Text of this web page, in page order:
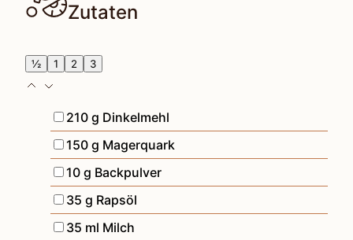
Zutaten
½ 1 2 3
▢
210 g Dinkelmehl
▢
150 g Magerquark
▢
10 g Backpulver
▢
35 g Rapsöl
▢
35 ml Milch